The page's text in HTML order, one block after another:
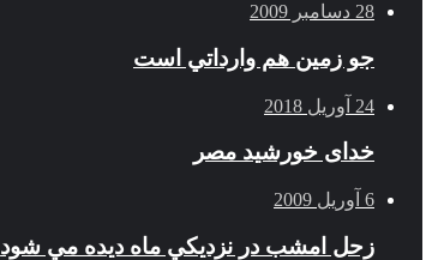
28 دسامبر 2009
جو زمين هم وارداتي است
24 آوریل 2018
خدای خورشید مصر
6 آوریل 2009
زحل امشب در نزديكي ماه ديده مي شود